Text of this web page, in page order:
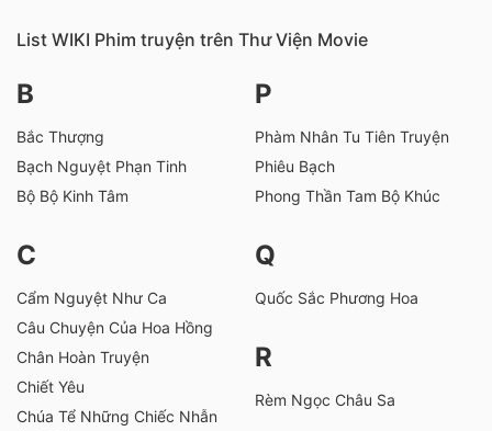
List WIKI Phim truyện trên Thư Viện Movie
B
Bắc Thượng
Bạch Nguyệt Phạn Tinh
Bộ Bộ Kinh Tâm
C
Cẩm Nguyệt Như Ca
Câu Chuyện Của Hoa Hồng
Chân Hoàn Truyện
Chiết Yêu
Chúa Tể Những Chiếc Nhẫn
P
Phàm Nhân Tu Tiên Truyện
Phiêu Bạch
Phong Thần Tam Bộ Khúc
Q
Quốc Sắc Phương Hoa
R
Rèm Ngọc Châu Sa